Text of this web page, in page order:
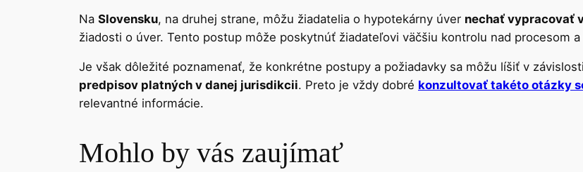
Na Slovensku, na druhej strane, môžu žiadatelia o hypotekárny úver nechať vypracovať
žiadosti o úver. Tento postup môže poskytnúť žiadateľovi väčšiu kontrolu nad procesom
Je však dôležité poznamenať, že konkrétne postupy a požiadavky sa môžu líšiť v
predpisov platných v danej jurisdikcii. Preto je vždy dobré konzultovať takéto otázky
relevantné informácie.
Mohlo by vás zaujímať